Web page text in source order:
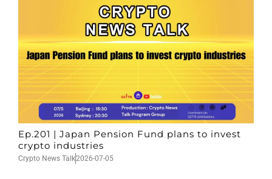
Ep.201 | Japan Pension Fund plans to invest
crypto industries
Crypto News Talk2026-07-05